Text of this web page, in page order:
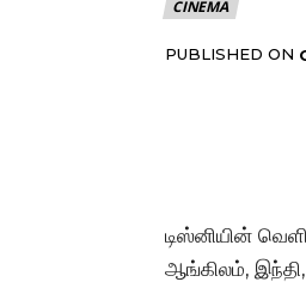
CINEMA
PUBLISHED ON
டிஸ்னியின்
ஆங்கிலம்,